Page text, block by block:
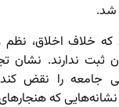
شد.
که خلاف اخلاق،
ثبت ندارند. نشان
جامعه را نقض
نشانه‌هایی که